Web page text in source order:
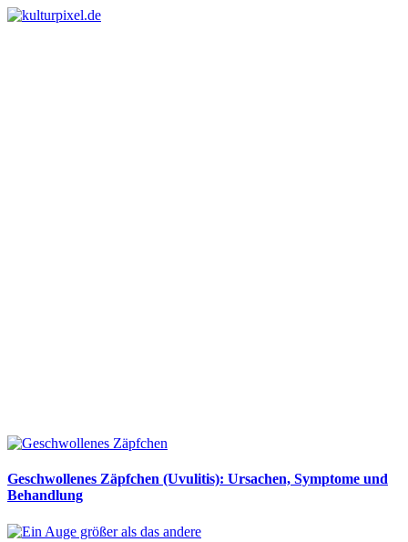
Geschwollenes Zäpfchen (Uvulitis): Ursachen, Symptome und
Behandlung